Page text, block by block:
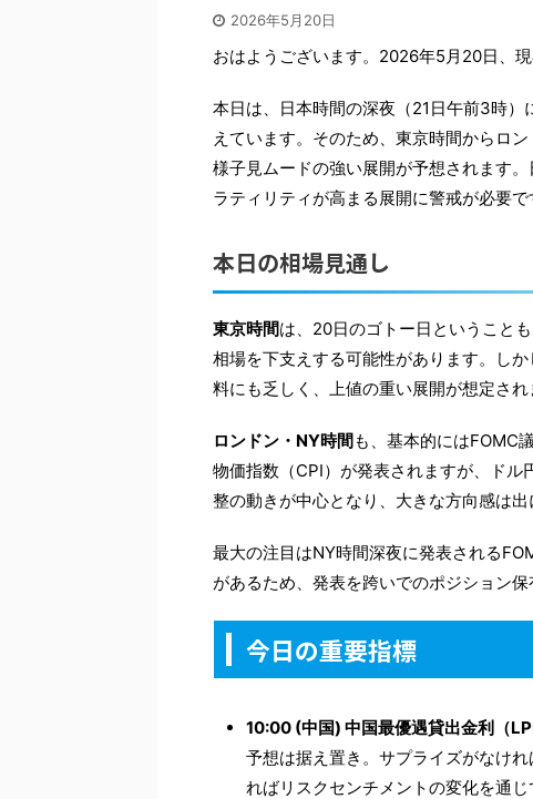
2026年5月20日
おはようございます。2026年5月20日、
本日は、日本時間の深夜（21日午前3時）
えています。そのため、東京時間からロ
様子見ムードの強い展開が予想されます
ラティリティが高まる展開に警戒が必要で
本日の相場見通し
東京時間は、20日のゴトー日ということ
相場を下支えする可能性があります。し
料にも乏しく、上値の重い展開が想定され
ロンドン・NY時間も、基本的にはFOMC
物価指数（CPI）が発表されますが、ド
整の動きが中心となり、大きな方向感は出
最大の注目はNY時間深夜に発表される
があるため、発表を跨いでのポジション保
今日の重要指標
10:00 (中国) 中国最優遇貸出金利（
予想は据え置き。サプライズがなけ
ればリスクセンチメントの変化を通